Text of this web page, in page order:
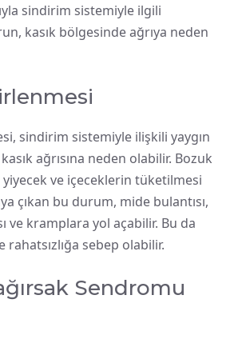
sindirim sistemiyle ilgili
kasık bölgesinde ağrıya neden
sindirim sistemiyle ilişkili yaygın
ağrısına neden olabilir. Bozuk
ve içeceklerin tüketilmesi
çıkan bu durum, mide bulantısı,
ve kramplara yol açabilir. Bu da
rahatsızlığa sebep olabilir.
Sendromu